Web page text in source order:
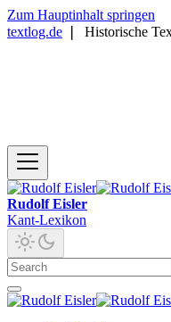
Zum Hauptinhalt springen
textlog.de
Historische
Rudolf Eisler
Kant-Lexikon